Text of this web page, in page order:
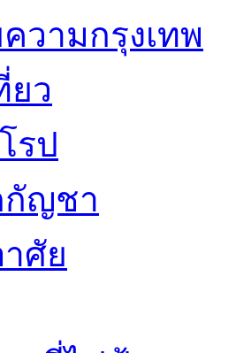
วามกรุงเทพ
ยว
รป
ญชา
ศัย